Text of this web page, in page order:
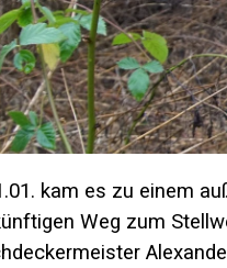
kam es zu einem
Weg zum